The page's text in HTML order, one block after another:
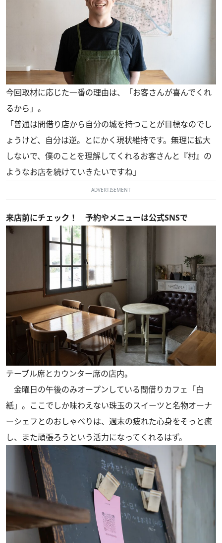
今回取材に応じた一番の理由は、「お客さんが喜んでくれ
るから」。
「普通は間借り店から自分の城を持つことが目標なのでし
ょうけど、自分は逆。とにかく現状維持です。無理に拡大
しないで、僕のことを理解してくれるお客さんと『村』の
ようなお店を続けていきたいですね」
ADVERTISEMENT
来店前にチェック！ 予約やメニューは公式SNSで
テーブル席とカウンター席の店内。
金曜日の午後のみオープンしている間借りカフェ「白
紙」。ここでしか味わえない珠玉のスイーツと名物オーナ
ーシェフとのおしゃべりは、週末の疲れた心身をそっと癒
し、また頑張ろうという活力になってくれるはず。